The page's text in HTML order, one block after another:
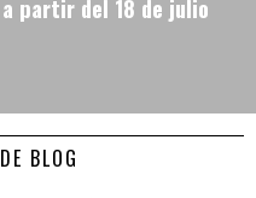
partir del 18 de julio
BLOG